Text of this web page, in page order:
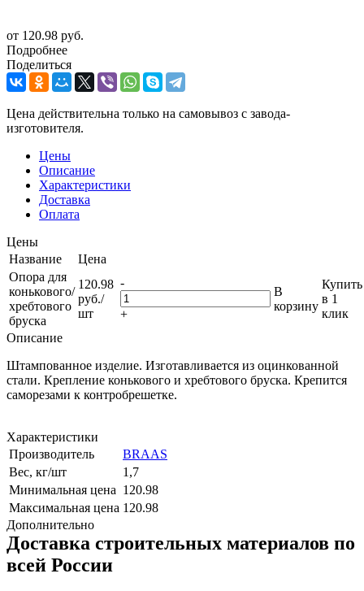
от 120.98 руб.
Подробнее
Поделиться
Цена действительна только на самовывоз с завода-
изготовителя.
Цены
Описание
Характеристики
Доставка
Оплата
Цены
Название
Цена
Опора для
конькового/
хребтового
бруска
120.98
руб./
шт
-
+
В
корзину
Купить
в 1
клик
Описание
Штампованное изделие. Изготавливается из оцинкованной
стали. Крепление конькового и хребтового бруска. Крепится
саморезами к контробрешетке.
Характеристики
Производитель
BRAAS
Вес, кг/шт
1,7
Минимальная цена 120.98
Максимальная цена 120.98
Дополнительно
Доставка строительных материалов по
всей России